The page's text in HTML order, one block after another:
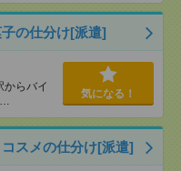
の仕分け[派遣]
からバイ
…
気になる！
スメの仕分け[派遣]